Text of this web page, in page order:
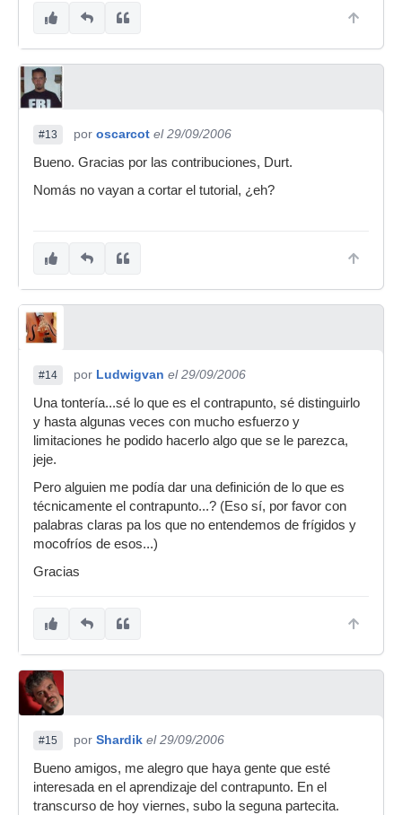
#13 por oscarcot el 29/09/2006
Bueno. Gracias por las contribuciones, Durt.
Nomás no vayan a cortar el tutorial, ¿eh?
#14 por Ludwigvan el 29/09/2006
Una tontería...sé lo que es el contrapunto, sé distinguirlo
y hasta algunas veces con mucho esfuerzo y
limitaciones he podido hacerlo algo que se le parezca,
jeje.
Pero alguien me podía dar una definición de lo que es
técnicamente el contrapunto...? (Eso sí, por favor con
palabras claras pa los que no entendemos de frígidos y
mocofríos de esos...)
Gracias
#15 por Shardik el 29/09/2006
Bueno amigos, me alegro que haya gente que esté
interesada en el aprendizaje del contrapunto. En el
transcurso de hoy viernes, subo la seguna partecita.